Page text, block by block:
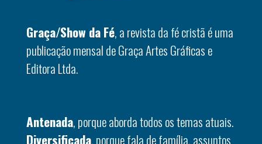
Graça/Show da Fé, a revista da fé cristã é uma
publicação mensal de Graça Artes Gráficas e
Editora Ltda.
Antenada, porque aborda todos os temas atuais.
Diversificada, porque fala de família, assuntos